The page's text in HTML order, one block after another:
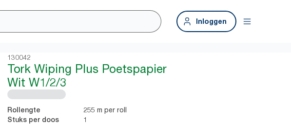
Inloggen
130042
Tork Wiping Plus Poetspapier
Wit W1/2/3
Rollengte 255 m per roll
Stuks per doos 1